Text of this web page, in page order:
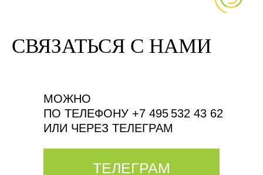
СВЯЗАТЬСЯ С НАМИ
МОЖНО
ПО ТЕЛЕФОНУ +7 495 532 43 62
ИЛИ ЧЕРЕЗ ТЕЛЕГРАМ
ТЕЛЕГРАМ